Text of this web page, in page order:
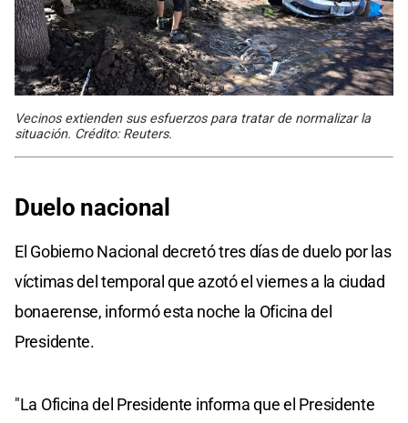
Vecinos extienden sus esfuerzos para tratar de normalizar la
situación. Crédito: Reuters.
Duelo nacional
El Gobierno Nacional decretó tres días de duelo por las
víctimas del temporal que azotó el viernes a la ciudad
bonaerense, informó esta noche la Oficina del
Presidente.
"La Oficina del Presidente informa que el Presidente